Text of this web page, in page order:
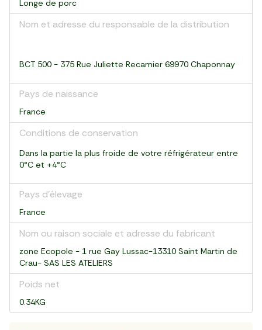
Longe de porc
Nom et adresse du responsable de la distribution
BCT 500 - 375 Rue Juliette Recamier 69970 Chaponnay
Pays de naissance
France
Conditions de conservation
Dans la partie la plus froide de votre réfrigérateur entre
0°C et +4°C
Pays d’élevage
France
Nom ou raison sociale et adresse du fabricant
zone Ecopole - 1 rue Gay Lussac-13310 Saint Martin de
Crau- SAS LES ATELIERS
Poids net
0.34KG